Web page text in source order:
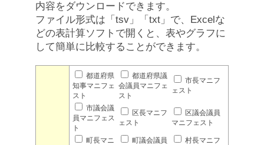
内容をダウンロードできます。
ファイル形式は「tsv」「txt」で、Excelな
どの表計算ソフトで開くと、表やグラフに
して簡単に比較することができます。
都道府県
知事マニフェ
スト
都道府県議
会議員マニフェ
スト
市長マニフ
ェスト
市議会議
員マニフェス
ト
区長マニフ
ェスト
区議会議員
マニフェスト
町長マニ
町議会議員
村長マニフ